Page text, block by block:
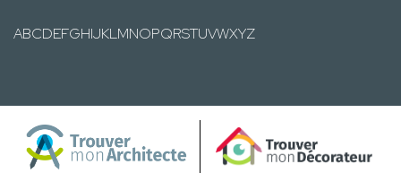
ABCDEFGHIJKLMNOPQRSTUVWXYZ